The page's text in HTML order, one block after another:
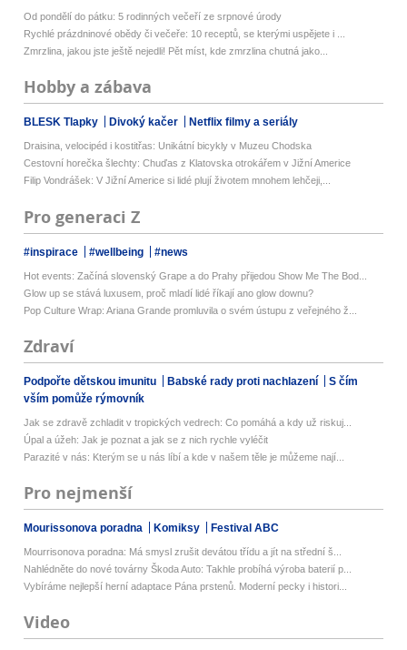
Od pondělí do pátku: 5 rodinných večeří ze srpnové úrody
Rychlé prázdninové obědy či večeře: 10 receptů, se kterými uspějete i ...
Zmrzlina, jakou jste ještě nejedli! Pět míst, kde zmrzlina chutná jako...
Hobby a zábava
BLESK Tlapky Divoký kačer Netflix filmy a seriály
Draisina, velocipéd i kostitřas: Unikátní bicykly v Muzeu Chodska
Cestovní horečka šlechty: Chuďas z Klatovska otrokářem v Jižní Americe
Filip Vondrášek: V Jižní Americe si lidé plují životem mnohem lehčeji,...
Pro generaci Z
#inspirace #wellbeing #news
Hot events: Začíná slovenský Grape a do Prahy přijedou Show Me The Bod...
Glow up se stává luxusem, proč mladí lidé říkají ano glow downu?
Pop Culture Wrap: Ariana Grande promluvila o svém ústupu z veřejného ž...
Zdraví
Podpořte dětskou imunitu Babské rady proti nachlazení
S čím
vším pomůže rýmovník
Jak se zdravě zchladit v tropických vedrech: Co pomáhá a kdy už riskuj...
Úpal a úžeh: Jak je poznat a jak se z nich rychle vyléčit
Parazité v nás: Kterým se u nás líbí a kde v našem těle je můžeme nají...
Pro nejmenší
Mourissonova poradna Komiksy Festival ABC
Mourrisonova poradna: Má smysl zrušit devátou třídu a jít na střední š...
Nahlédněte do nové továrny Škoda Auto: Takhle probíhá výroba baterií p...
Vybíráme nejlepší herní adaptace Pána prstenů. Moderní pecky i histori...
Video